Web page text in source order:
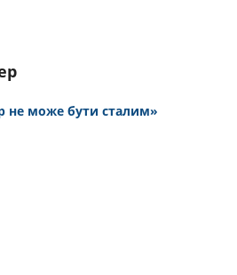
не може бути сталим»